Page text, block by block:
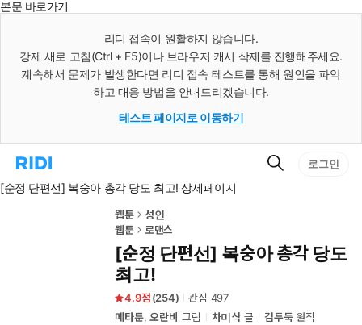
본문 바로가기
리디 접속이 원활하지 않습니다.
강제 새로 고침(Ctrl + F5)이나 브라우저 캐시 삭제를 진행해주세요.
계속해서 문제가 발생한다면 리디 접속 테스트를 통해 원인을 파악
하고 대응 방법을 안내드리겠습니다.
테스트 페이지로 이동하기
리
홈
검
로그인
[순정 단편선] 복숭아 총각 당도 최고! 상세페이지
웹툰
성인
웹툰
로맨스
[순정 단편선] 복숭아 총각 당도
최고!
4.9 (254) 관심 497
메타툰,오란비 그림 차미삭글 김두둑원작